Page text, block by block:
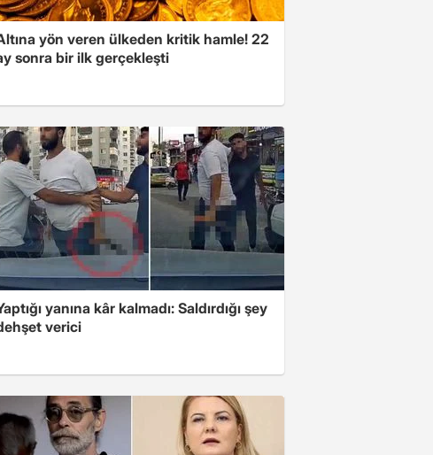
yön veren ülkeden kritik hamle! 22
sonra bir ilk gerçekleşti
yanına kâr kalmadı: Saldırdığı şey
verici